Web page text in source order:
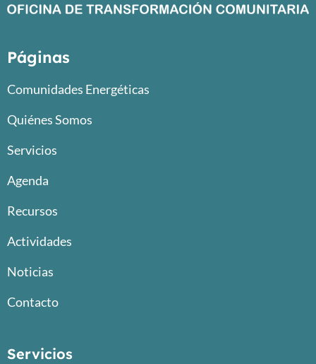
Páginas
Comunidades Energéticas
Quiénes Somos
Servicios
Agenda
Recursos
Actividades
Noticias
Contacto
Servicios